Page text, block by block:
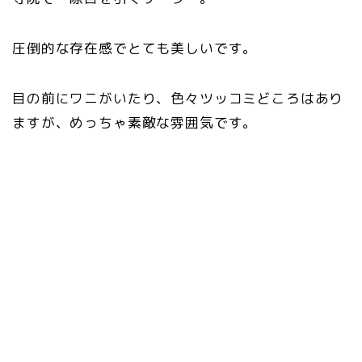
圧倒的な存在感でとても美しいです。
目の前にワニがいたり、色々ツッコミどころはあり
ますが、めっちゃ素敵な雰囲気です。